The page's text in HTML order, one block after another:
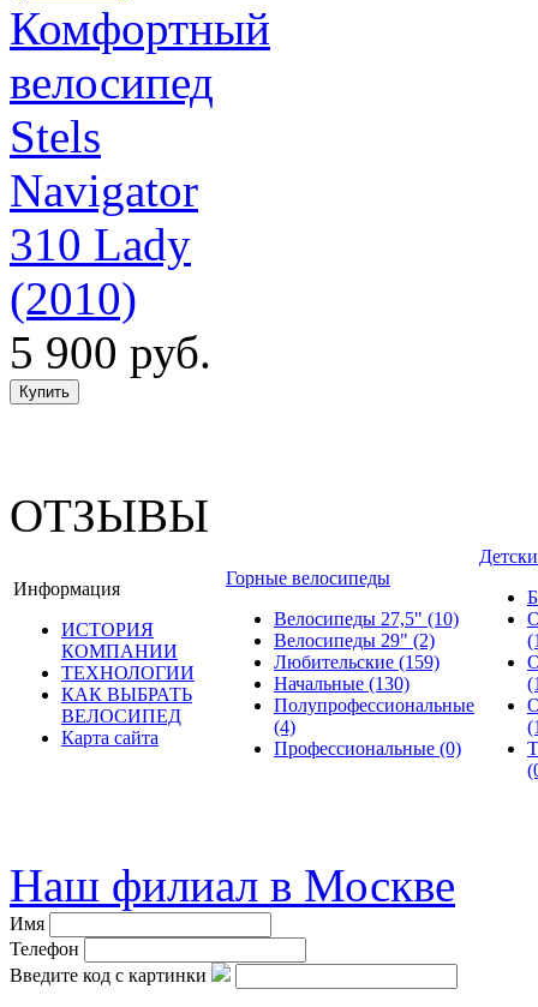
Комфортный
велосипед
Stels
Navigator
310 Lady
(2010)
5 900 руб.
ОТЗЫВЫ
Информация
ИСТОРИЯ
КОМПАНИИ
ТЕХНОЛОГИИ
КАК ВЫБРАТЬ
ВЕЛОСИПЕД
Карта сайта
Горные велосипеды
Велосипеды 27,5" (10)
Велосипеды 29" (2)
Любительские (159)
Начальные (130)
Полупрофессиональные
(4)
Профессиональные (0)
Наш филиал в Москве
Имя
Телефон
Введите код с картинки